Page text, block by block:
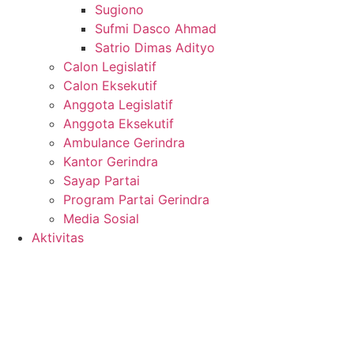
Sugiono
Sufmi Dasco Ahmad
Satrio Dimas Adityo
Calon Legislatif
Calon Eksekutif
Anggota Legislatif
Anggota Eksekutif
Ambulance Gerindra
Kantor Gerindra
Sayap Partai
Program Partai Gerindra
Media Sosial
Aktivitas